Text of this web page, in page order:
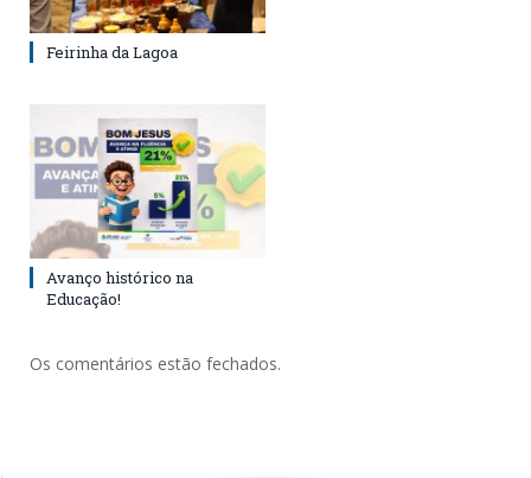
Feirinha da Lagoa
Avanço histórico na
Educação!
Os comentários estão fechados.